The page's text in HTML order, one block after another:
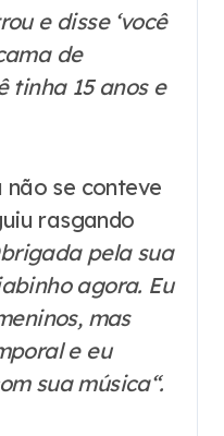
e disse ‘você
de
tinha 15 anos e
se conteve
rasgando
pela sua
agora. Eu
mas
e eu
sua música“.